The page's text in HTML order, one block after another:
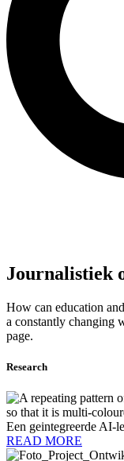
Journalistiek
How can education
a constantly changing
page.
Research
Een geintegreerde AI-
READ MORE